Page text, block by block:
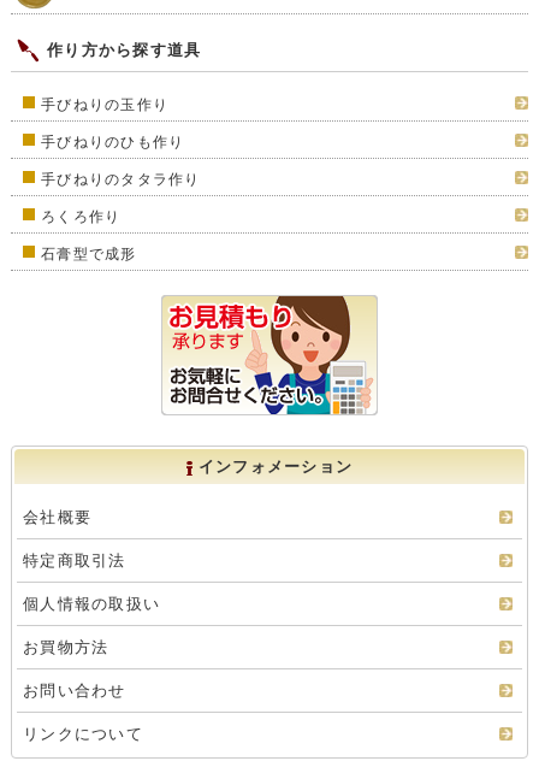
作り方から探す道具
手びねりの玉作り
手びねりのひも作り
手びねりのタタラ作り
ろくろ作り
石膏型で成形
インフォメーション
会社概要
特定商取引法
個人情報の取扱い
お買物方法
お問い合わせ
リンクについて